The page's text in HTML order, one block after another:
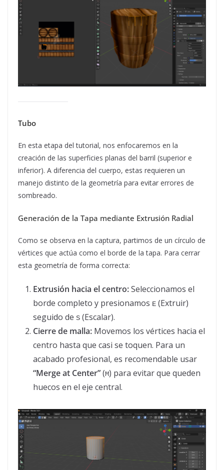
Tubo
En esta etapa del tutorial, nos enfocaremos en la
creación de las superficies planas del barril (superior e
inferior). A diferencia del cuerpo, estas requieren un
manejo distinto de la geometría para evitar errores de
sombreado.
Generación de la Tapa mediante Extrusión Radial
Como se observa en la captura, partimos de un círculo de
vértices que actúa como el borde de la tapa. Para cerrar
esta geometría de forma correcta:
Extrusión hacia el centro:Seleccionamos el
borde completo y presionamos E (Extruir)
seguido de S (Escalar).
Cierre de malla: Movemos los vértices hacia el
centro hasta que casi se toquen. Para un
acabado profesional, es recomendable usar
“Merge at Center”(M) para evitar que queden
huecos en el eje central.